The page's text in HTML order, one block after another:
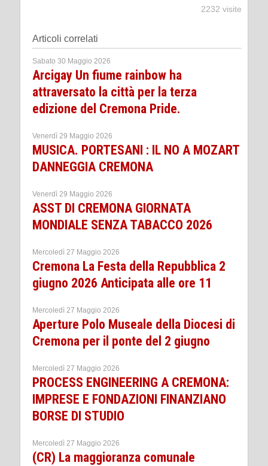
2232 visite
Articoli correlati
Sabato 30 Maggio 2026
Arcigay Un fiume rainbow ha
attraversato la città per la terza
edizione del Cremona Pride.
Venerdì 29 Maggio 2026
MUSICA. PORTESANI : IL NO A MOZART
DANNEGGIA CREMONA
Venerdì 29 Maggio 2026
ASST DI CREMONA GIORNATA
MONDIALE SENZA TABACCO 2026
Mercoledì 27 Maggio 2026
Cremona La Festa della Repubblica 2
giugno 2026 Anticipata alle ore 11
Mercoledì 27 Maggio 2026
Aperture Polo Museale della Diocesi di
Cremona per il ponte del 2 giugno
Mercoledì 27 Maggio 2026
PROCESS ENGINEERING A CREMONA:
IMPRESE E FONDAZIONI FINANZIANO
BORSE DI STUDIO
Mercoledì 27 Maggio 2026
(CR) La maggioranza comunale